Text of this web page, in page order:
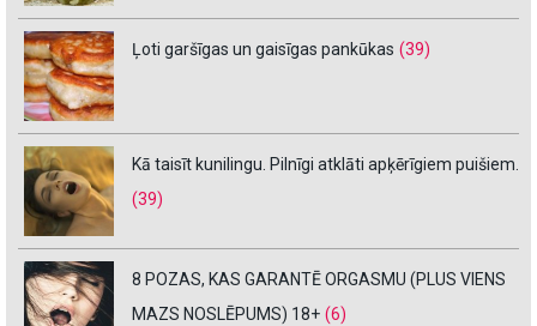
Ļoti garšīgas un gaisīgas pankūkas (39)
Kā taisīt kunilingu. Pilnīgi atklāti apķērīgiem puišiem.
(39)
8 POZAS, KAS GARANTĒ ORGASMU (PLUS VIENS
MAZS NOSLĒPUMS) 18+ (6)